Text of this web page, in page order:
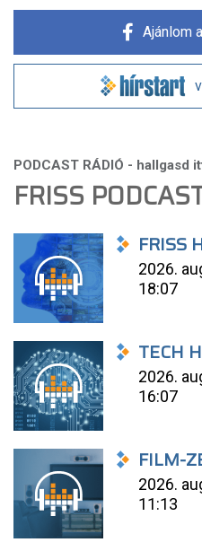
Ajánlom
FRISS
FRISS
2026.
18:07
TECH
2026.
16:07
FILM-
2026.
11:13